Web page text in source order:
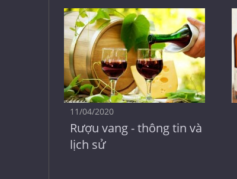
11/04/2020
Rượu vang - thông tin và
lịch sử